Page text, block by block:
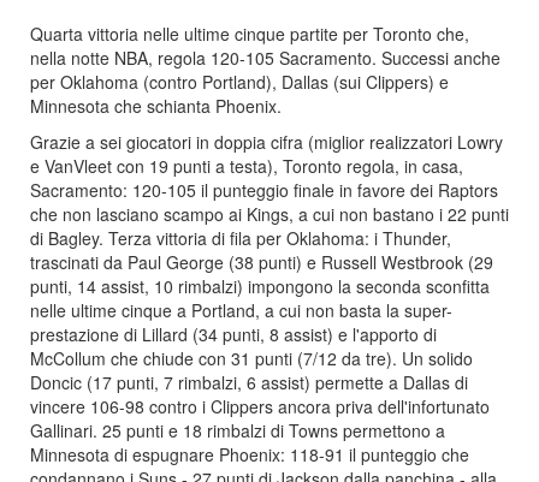
Quarta vittoria nelle ultime cinque partite per Toronto che,
nella notte NBA, regola 120-105 Sacramento. Successi anche
per Oklahoma (contro Portland), Dallas (sui Clippers) e
Minnesota che schianta Phoenix.
Grazie a sei giocatori in doppia cifra (miglior realizzatori Lowry
e VanVleet con 19 punti a testa), Toronto regola, in casa,
Sacramento: 120-105 il punteggio finale in favore dei Raptors
che non lasciano scampo ai Kings, a cui non bastano i 22 punti
di Bagley. Terza vittoria di fila per Oklahoma: i Thunder,
trascinati da Paul George (38 punti) e Russell Westbrook (29
punti, 14 assist, 10 rimbalzi) impongono la seconda sconfitta
nelle ultime cinque a Portland, a cui non basta la super-
prestazione di Lillard (34 punti, 8 assist) e l'apporto di
McCollum che chiude con 31 punti (7/12 da tre). Un solido
Doncic (17 punti, 7 rimbalzi, 6 assist) permette a Dallas di
vincere 106-98 contro i Clippers ancora priva dell'infortunato
Gallinari. 25 punti e 18 rimbalzi di Towns permettono a
Minnesota di espugnare Phoenix: 118-91 il punteggio che